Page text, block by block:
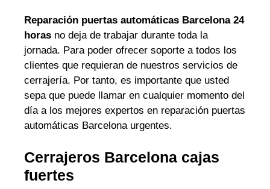
Reparación puertas automáticas Barcelona 24
horas no deja de trabajar durante toda la
jornada. Para poder ofrecer soporte a todos los
clientes que requieran de nuestros servicios de
cerrajería. Por tanto, es importante que usted
sepa que puede llamar en cualquier momento del
día a los mejores expertos en reparación puertas
automáticas Barcelona urgentes.
Cerrajeros Barcelona cajas
fuertes